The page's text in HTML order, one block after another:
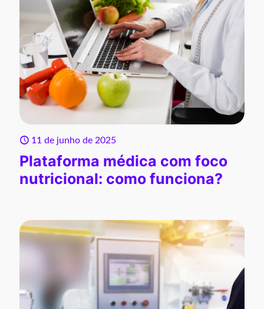
11 de junho de 2025
Plataforma médica com foco
nutricional: como funciona?